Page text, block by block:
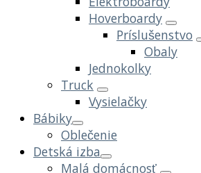
Hoverboardy
Príslušenstvo
Obaly
Jednokolky
Truck
Vysielačky
Bábiky
Oblečenie
Detská izba
Malá domácnosť